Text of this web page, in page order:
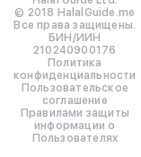
© 2018 HalalGuide.me
Все права защищены.
БИН/ИИН
210240900176
Политика
конфиденциальности
Пользовательское
соглашение
Правилами защиты
информации о
Пользователях